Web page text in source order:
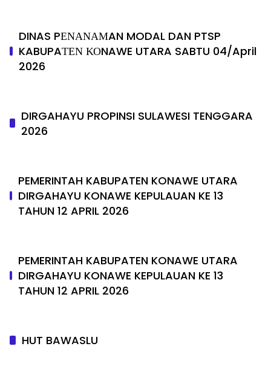
DINAS PΕΝΑΝΑΜAN MODAL DAN PTSP
KABUPAΤΕΝ ΚΟNAWE UTARA SABTU 04/April
2026
DIRGAHAYU PROPINSI SULAWESI TENGGARA
2026
PEMERINTAH KABUPATEN KONAWE UTARA
DIRGAHAYU KONAWE KEPULAUAN KE 13
TAHUN 12 APRIL 2026
PEMERINTAH KABUPATEN KONAWE UTARA
DIRGAHAYU KONAWE KEPULAUAN KE 13
TAHUN 12 APRIL 2026
HUT BAWASLU